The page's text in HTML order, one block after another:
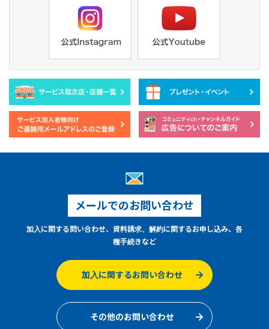
メールでのお問い合わせ
加入に関する問い合わせ、資料請求、解約に関するお申し込み、各
種手続きなど
加入に関するお問い合わせ
その他のお問い合わせ